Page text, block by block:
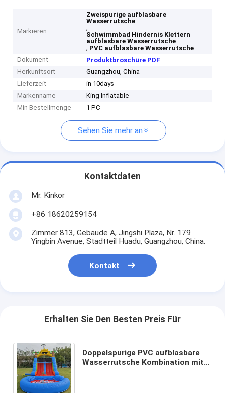
Markieren
Zweispurige aufblasbare
Wasserrutsche
,
Schwimmbad Hindernis Klettern
aufblasbare Wasserrutsche
, PVC aufblasbare Wasserrutsche
Dokument
Produktbroschüre PDF
Herkunftsort
Guangzhou, China
Lieferzeit
in 10days
Markenname
King Inflatable
Min Bestellmenge
1 PC
Sehen Sie mehr an
Kontaktdaten
Mr. Kinkor
+86 18620259154
Zimmer 813, Gebäude A, Jingshi Plaza, Nr. 179
Yingbin Avenue, Stadtteil Huadu, Guangzhou, China.
Kontakt
Erhalten Sie Den Besten Preis Für
Doppelspurige PVC aufblasbare
Wasserrutsche Kombination mit